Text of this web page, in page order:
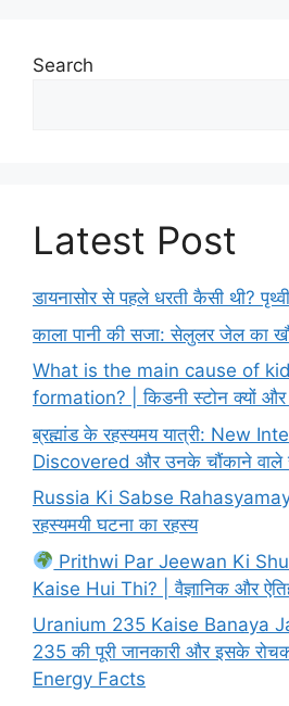
Search
Latest Post
डायनासोर से पहले धरती कैसी थी?
काला पानी की सजा: सेलुलर जेल का
What is the main cause of
formation? | किडनी स्टोन क्यों
ब्रह्मांड के रहस्यमय यात्री: New
Discovered और उनके चौंकाने वाले
Russia Ki Sabse
रहस्यमयी घटना का रहस्य
Prithwi Par Jeewan Ki
Kaise Hui Thi? | वैज्ञानिक और
Uranium 235 Kaise Banaya
235 की पूरी जानकारी और इसके
Energy Facts